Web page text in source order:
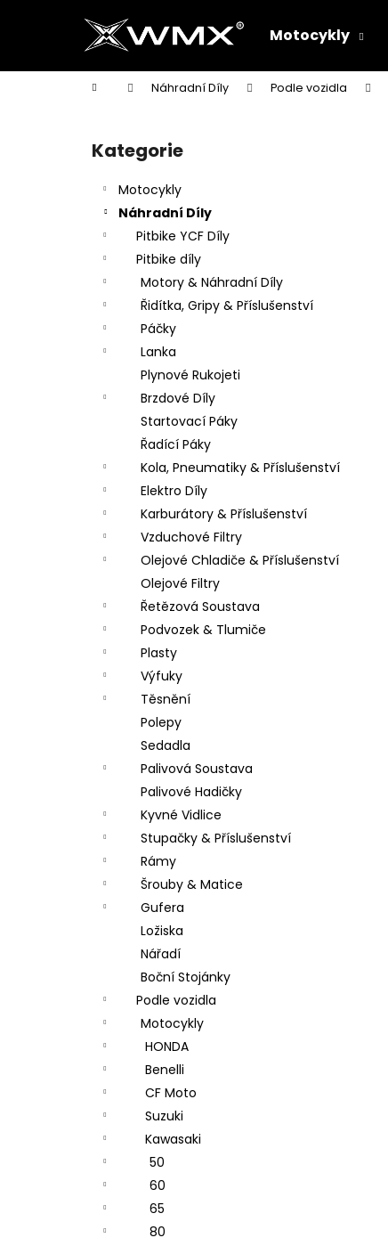
Motocykly
Domů Náhradní Díly Podle vozidla
Přeskočit
kategorie
Kategorie
Motocykly
Náhradní Díly
Pitbike YCF Díly
Pitbike díly
Motory & Náhradní Díly
Řidítka, Gripy & Příslušenství
Páčky
Lanka
Plynové Rukojeti
Brzdové Díly
Startovací Páky
Řadící Páky
Kola, Pneumatiky & Příslušenství
Elektro Díly
Karburátory & Příslušenství
Vzduchové Filtry
Olejové Chladiče & Příslušenství
Olejové Filtry
Řetězová Soustava
Podvozek & Tlumiče
Plasty
Výfuky
Těsnění
Polepy
Sedadla
Palivová Soustava
Palivové Hadičky
Kyvné Vidlice
Stupačky & Příslušenství
Rámy
Šrouby & Matice
Gufera
Ložiska
Nářadí
Boční Stojánky
Podle vozidla
Motocykly
HONDA
Benelli
CF Moto
Suzuki
Kawasaki
50
60
65
80
í
Zpět
do
Zpět
do
PITBIKE DUŠE PŘEDNÍ 14 PALCŮ
200 Kč